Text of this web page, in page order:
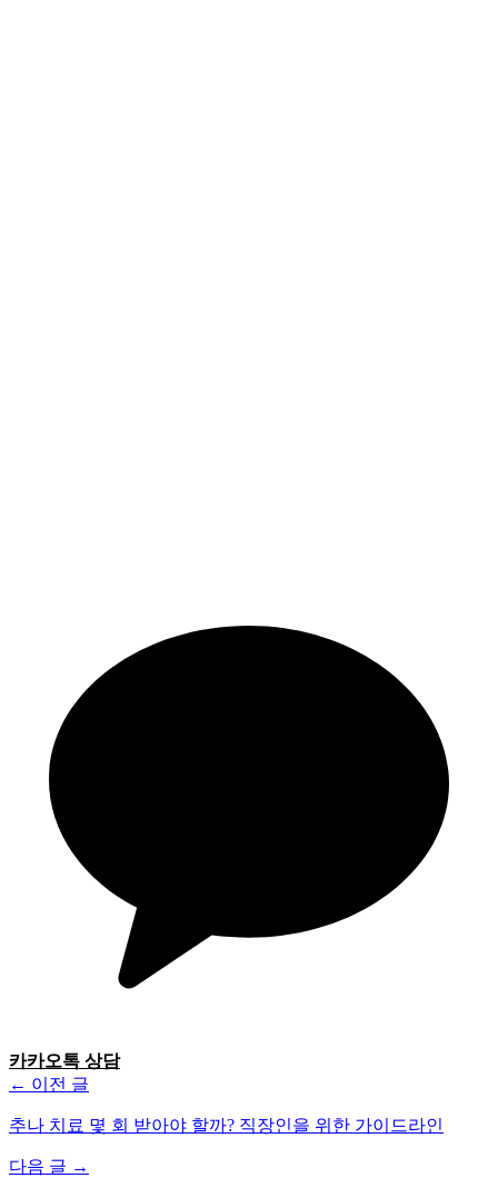
카카오톡 상담
← 이전 글
추나 치료 몇 회 받아야 할까? 직장인을 위한 가이드라인
다음 글 →